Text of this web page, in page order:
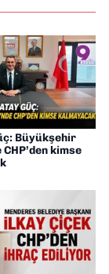
Büyükşehir
kimse